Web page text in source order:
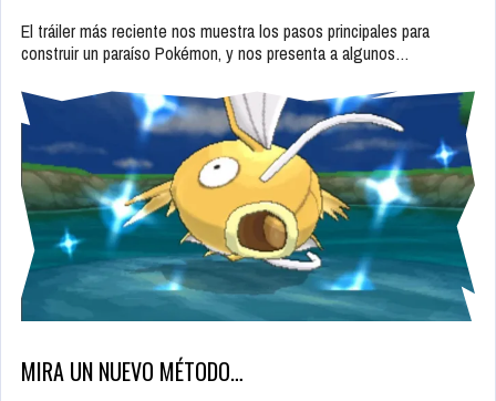
El tráiler más reciente nos muestra los pasos principales para
construir un paraíso Pokémon, y nos presenta a algunos…
MIRA UN NUEVO MÉTODO…